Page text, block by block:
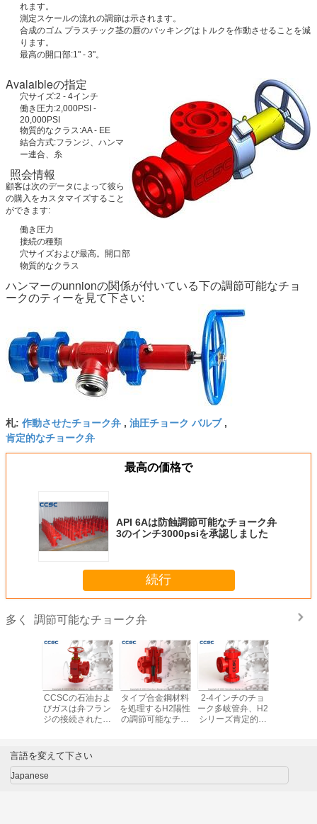
れます。
測定スケールの流れの調節は示されます。
合成のゴム プラスチック茎の唇のパッキングはトルクを作動させることを減
ります。
最高の開口部:1" - 3"。
Avalaibleの指定
穴サイズ:2 - 4インチ
働き圧力:2,000PSI -
20,000PSI
物質的なクラス:AA - EE
結合方式:フランジ、ハンマ
ー連合、糸
照会情報
顧客は次のデータによって彼ら
の購入をカスタマイズすること
ができます:
働き圧力
接続の種類
穴サイズおよび最高。開口部
物質的なクラス
ハンマーのunnionの関係が付いている下の調節可能なチョ
ークのティーを見て下さい:
札: 作動させたチョーク弁 , 油圧チョーク バルブ,
肯定的なチョーク弁
最高の価格で
API 6Aは防蝕調節可能なチョーク弁
3のインチ3000psiを承認しました
続行
多く 調節可能なチョーク弁
CCSCの石油およ
びガスは弁フラン
ジの接続された働
させます
タイプ合金鋼材料
を処理するH2陽性
の調節可能なチョ
2-4インチのチョ
ーク多岐管弁、H2
シリーズ肯定的な
言語を変えて下さい
Japanese